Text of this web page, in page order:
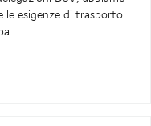
esigenze di trasporto